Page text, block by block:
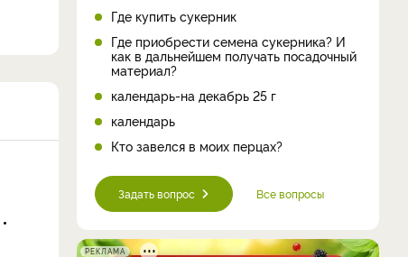
Где купить сукерник
Где приобрести семена сукерника? И
как в дальнейшем получать посадочный
материал?
календарь-на декабрь 25 г
календарь
Кто завелся в моих перцах?
Задать вопрос Все вопросы
РЕКЛАМА